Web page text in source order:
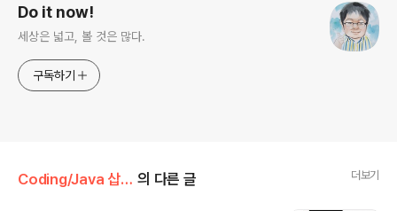
Do it now!
세상은 넓고, 볼 것은 많다.
구독하기
Coding/Java 삽질기 의 다른 글 더보기